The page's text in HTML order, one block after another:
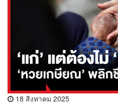
18 สิงหาคม 2025